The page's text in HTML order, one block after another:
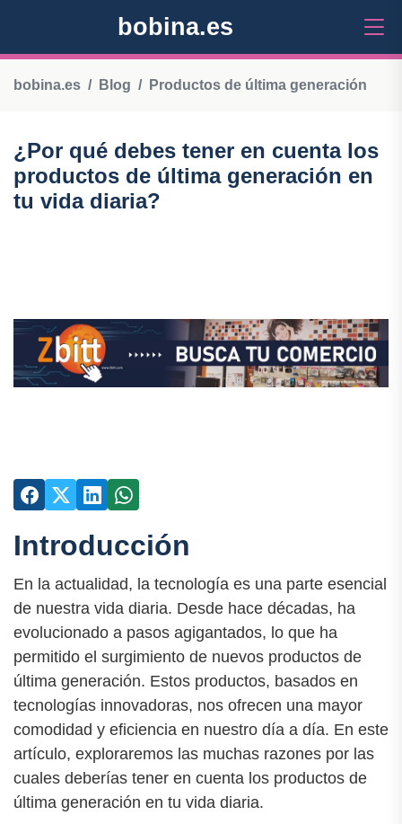
bobina.es
bobina.es Blog Productos de última generación
¿Por qué debes tener en cuenta los
productos de última generación en
tu vida diaria?
Introducción
En la actualidad, la tecnología es una parte esencial
de nuestra vida diaria. Desde hace décadas, ha
evolucionado a pasos agigantados, lo que ha
permitido el surgimiento de nuevos productos de
última generación. Estos productos, basados en
tecnologías innovadoras, nos ofrecen una mayor
comodidad y eficiencia en nuestro día a día. En este
artículo, exploraremos las muchas razones por las
cuales deberías tener en cuenta los productos de
última generación en tu vida diaria.